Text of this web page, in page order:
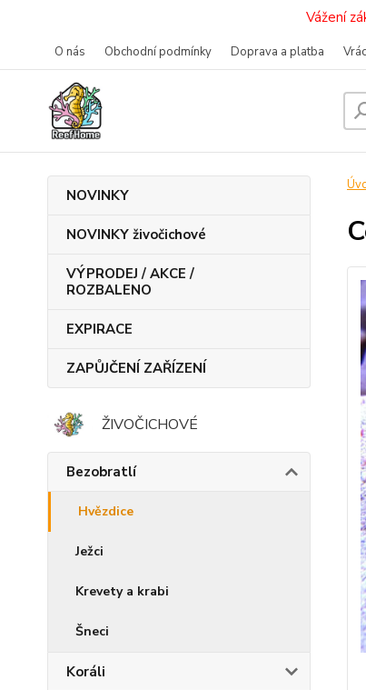
Vážení
O nás Obchodní podmínky Doprava a platba
NOVINKY
NOVINKY živočichové
VÝPRODEJ / AKCE /
ROZBALENO
EXPIRACE
ZAPŮJČENÍ ZAŘÍZENÍ
ŽIVOČICHOVÉ
Bezobratlí
Hvězdice
Ježci
Krevety a krabi
Šneci
Koráli